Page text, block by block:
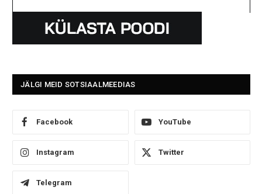
JÄLGI MEID SOTSIAALMEEDIAS
Facebook YouTube
Instagram Twitter
Telegram